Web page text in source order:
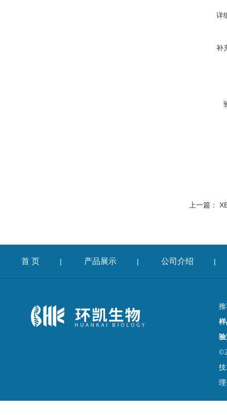
详
补
上一篇：
首 页 | 产品展示 | 公司介绍 |